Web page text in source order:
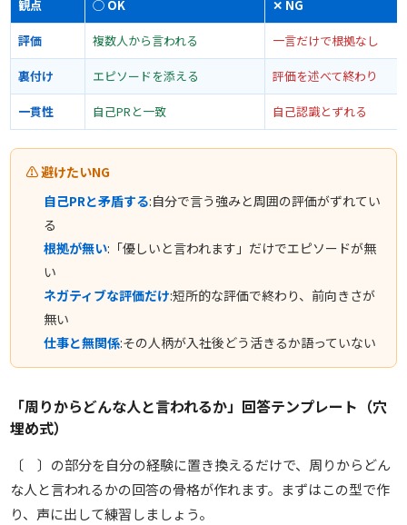
観点 ◯ OK ✕ NG
評価 複数人から言われる 一言だけで根拠なし
裏付け エピソードを添える 評価を述べて終わり
一貫性 自己PRと一致 自己認識とずれる
⚠ 避けたいNG
自己PRと矛盾する:自分で言う強みと周囲の評価がずれてい
る
根拠が無い:「優しいと言われます」だけでエピソードが無
い
ネガティブな評価だけ:短所的な評価で終わり、前向きさが
無い
仕事と無関係:その人柄が入社後どう活きるか語っていない
「周りからどんな人と言われるか」回答テンプレート（穴
埋め式）
〔 〕の部分を自分の経験に置き換えるだけで、周りからどん
な人と言われるかの回答の骨格が作れます。まずはこの型で作
り、声に出して練習しましょう。